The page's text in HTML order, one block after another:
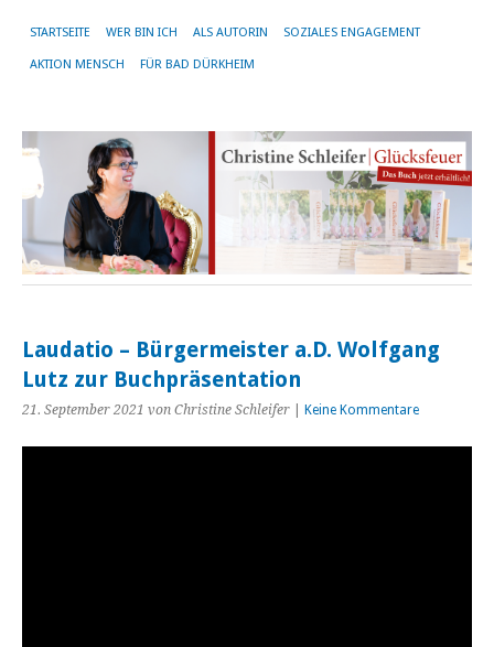
STARTSEITE WER BIN ICH ALS AUTORIN SOZIALES ENGAGEMENT
AKTION MENSCH FÜR BAD DÜRKHEIM
Laudatio – Bürgermeister a.D. Wolfgang
Lutz zur Buchpräsentation
21. September 2021 von Christine Schleifer Keine Kommentare